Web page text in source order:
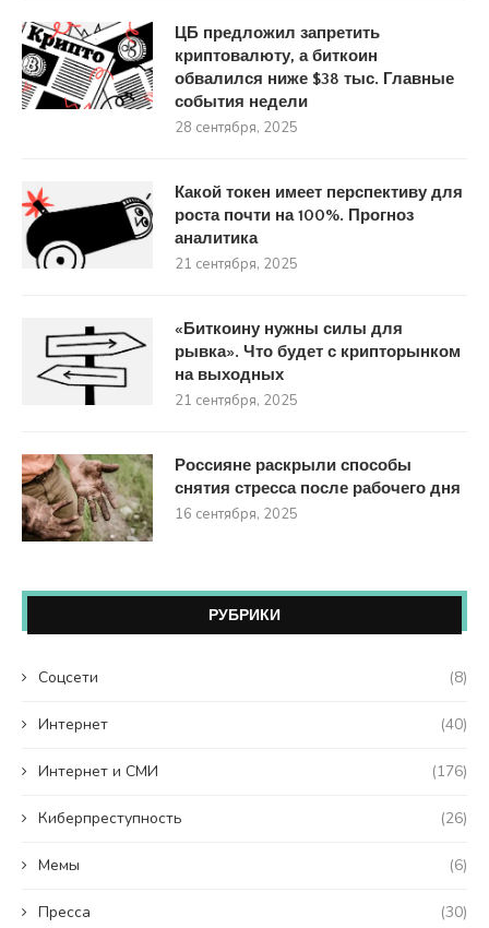
ЦБ предложил запретить
криптовалюту, а биткоин
обвалился ниже $38 тыс. Главные
события недели
28 сентября, 2025
Какой токен имеет перспективу для
роста почти на 100%. Прогноз
аналитика
21 сентября, 2025
«Биткоину нужны силы для
рывка». Что будет с крипторынком
на выходных
21 сентября, 2025
Россияне раскрыли способы
снятия стресса после рабочего дня
16 сентября, 2025
РУБРИКИ
Coцсети (8)
Интернет (40)
Интернет и СМИ (176)
Киберпреступность (26)
Мемы (6)
Пресса (30)